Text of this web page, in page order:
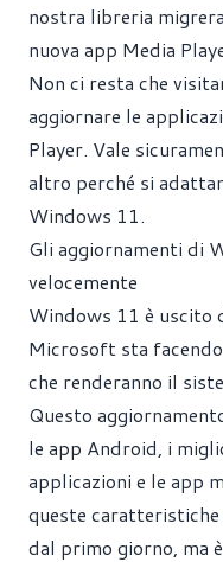
nostra libreria
nuova app Media
Non ci resta che
aggiornare le
Player. Vale
altro perché si
Windows 11.
Gli aggiornamenti di
velocemente
Windows 11 è uscito
Microsoft sta
che renderanno il
Questo
le app Android, i
applicazioni e le app
queste
dal primo giorno, ma